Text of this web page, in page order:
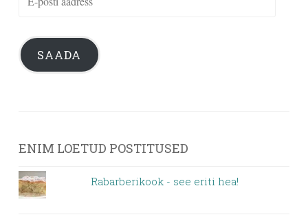
aadress
SAADA
ENIM LOETUD POSTITUSED
Rabarberikook - see eriti hea!